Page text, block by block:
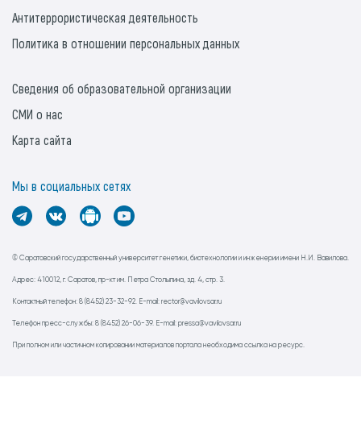
© Саратовский государственный университет генетики, биотехнологии и инженерии имени Н.И. Вавилова.
Адрес: 410012, г. Саратов, пр-кт им. Петра Столыпина, зд. 4, стр. 3.
Контактный телефон: 8 (8452) 23-32-92. E-mail: rector@vavilovsar.ru
Телефон пресс-службы: 8 (8452) 26-06-39. E-mail: pressa@vavilovsar.ru
При полном или частичном копировании материалов портала необходима ссылка на ресурс.
Антитеррористическая деятельность
Политика в отношении персональных данных
Сведения об образовательной организации
СМИ о нас
Карта сайта
Мы в социальных сетях